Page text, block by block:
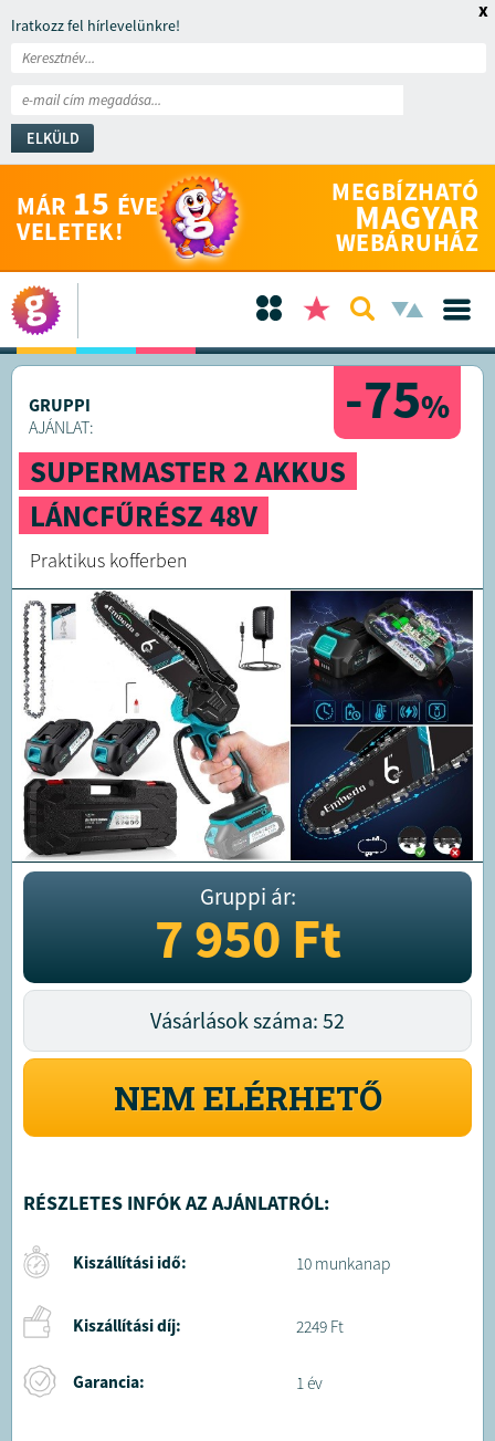
Iratkozz fel hírlevelünkre!
ELKÜLD
x
MÁR 15 ÉVE
VELETEK!
MEGBÍZHATÓ
MAGYAR
WEBÁRUHÁZ
-75%
GRUPPI
AJÁNLAT:
SUPERMASTER 2 AKKUS
LÁNCFŰRÉSZ 48V
Praktikus kofferben
Gruppi ár:
7 950Ft
Vásárlások száma: 52
NEM ELÉRHETŐ
RÉSZLETES INFÓK AZ AJÁNLATRÓL:
Kiszállítási idő: 10 munkanap
Kiszállítási díj: 2249 Ft
Garancia: 1 év